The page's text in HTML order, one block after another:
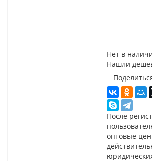
Нет в
Нашли
После
оптовые